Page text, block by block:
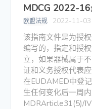
MDCG 2022-
欧盟法规 2022-11-03
该指南文件是为授
编写的，指定和授
立，如果器械属于
证和义务授权代表
在EUDAMED中登
生任何变化后一周
MDRArticle31(5)/